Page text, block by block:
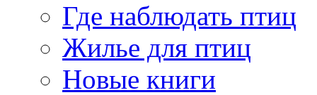
Где наблюдать птиц
Жилье для птиц
Новые книги